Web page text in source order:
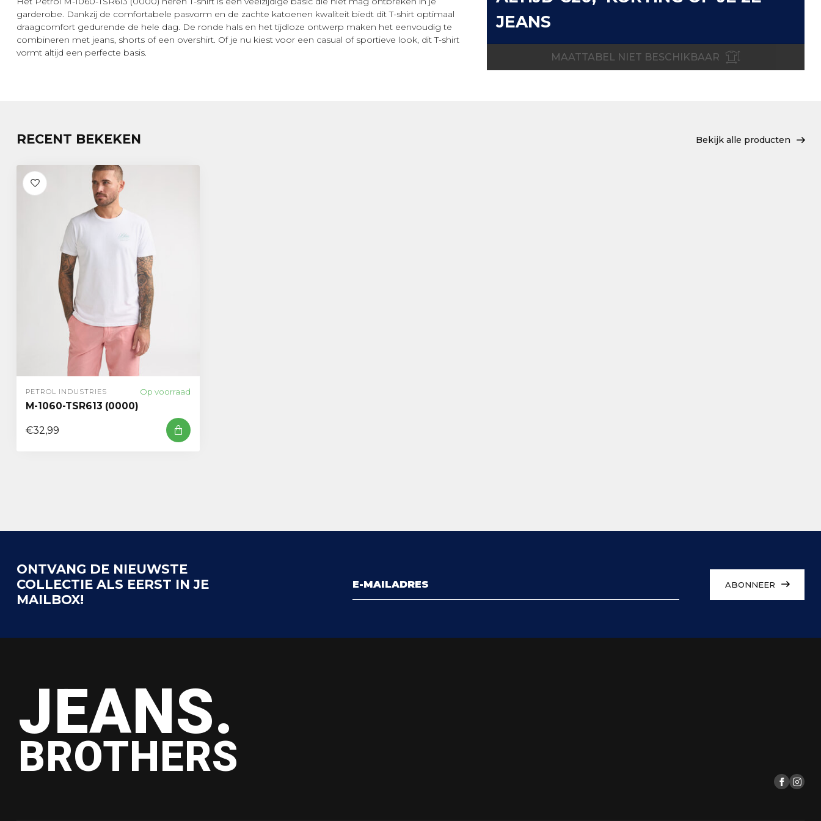
garderobe. Dankzij de comfortabele pasvorm en de zachte katoenen kwaliteit biedt dit T-shirt optimaal
draagcomfort gedurende de hele dag. De ronde hals en het tijdloze ontwerp maken het eenvoudig te
combineren met jeans, shorts of een overshirt. Of je nu kiest voor een casual of sportieve look, dit T-shirt
vormt altijd een perfecte basis.
JEANS
MAATTABEL NIET BESCHIKBAAR
RECENT BEKEKEN Bekijk alle producten
PETROL INDUSTRIES Op voorraad
M-1060-TSR613 (0000)
€32,99
ONTVANG DE NIEUWSTE
COLLECTIE ALS EERST IN JE
MAILBOX!
ABONNEER
JEANS.
BROTHERS